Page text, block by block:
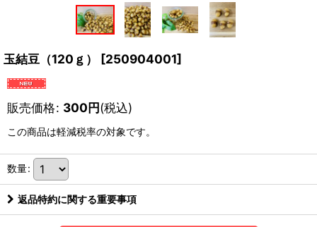
玉結豆（120ｇ） [250904001]
販売価格: 300円(税込)
この商品は軽減税率の対象です。
数量:
返品特約に関する重要事項